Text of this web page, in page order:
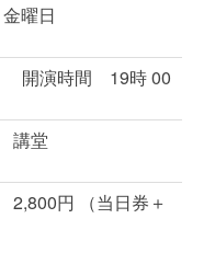
曜日
開演時間 19時 00
講堂
円 （当日券＋